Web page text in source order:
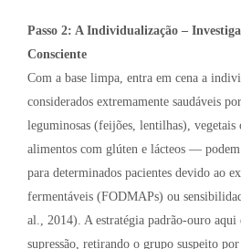
Passo 2: A Individualização –
Consciente
Com a base limpa, entra em cena a
considerados extremamente saudáveis
leguminosas (feijões, lentilhas), vegetais
alimentos com glúten e lácteos —
para determinados pacientes devido ao
fermentáveis (FODMAPs) ou
al., 2014). A estratégia padrão-ouro aqui
supressão, retirando o grupo suspeito